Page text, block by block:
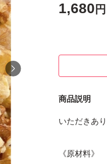
1,680 円
商品説明
いただきあ
《原材料》